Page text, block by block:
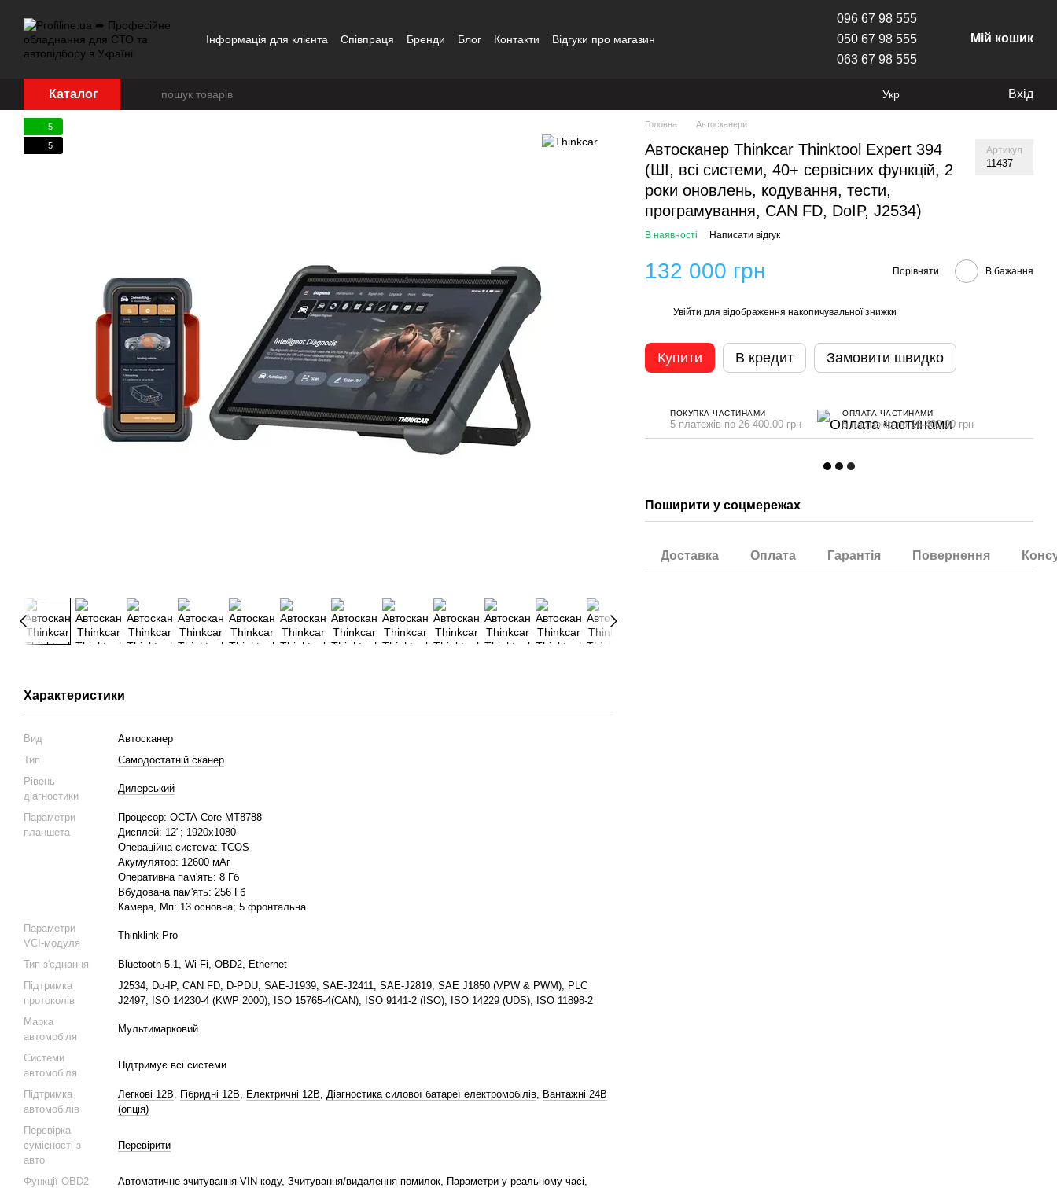
Інформація для клієнта Співпраця Бренди Блог Контакти Відгуки про магазин
096 67 98 555
050 67 98 555
063 67 98 555
Мій кошик
Каталог Укр Вхід
5
5
Характеристики
Вид
Автосканер
Тип
Самодостатній сканер
Рівень
діагностики
Дилерський
Параметри
планшета
Процесор: OCTA-Core MT8788
Дисплей: 12"; 1920х1080
Операційна система: TCOS
Акумулятор: 12600 мАг
Оперативна пам'ять: 8 Гб
Вбудована пам'ять: 256 Гб
Камера, Мп: 13 основна; 5 фронтальна
Параметри
VCI-модуля
Thinklink Pro
Тип з'єднання
Bluetooth 5.1, Wi-Fi, OBD2, Ethernet
Підтримка
протоколів
J2534, Do-IP, CAN FD, D-PDU, SAE-J1939, SAE-J2411, SAE-J2819, SAE J1850 (VPW & PWM), PLC
J2497, ISO 14230-4 (KWP 2000), ISO 15765-4(CAN), ISO 9141-2 (ISO), ISO 14229 (UDS), ISO 11898-2
Марка
автомобіля
Мультимарковий
Системи
автомобіля
Підтримує всі системи
Підтримка
автомобілів
Легкові 12В, Гібридні 12В, Електричні 12В, Діагностика силової батареї електромобілів, Вантажні 24В
(опція)
Перевірка
сумісності з
авто
Перевірити
Функції OBD2
Автоматичне зчитування VIN-коду, Зчитування/видалення помилок, Параметри у реальному часі,
Головна Автосканери
Автосканер Thinkcar Thinktool Expert 394
(ШІ, всі системи, 40+ сервісних функцій, 2
роки оновлень, кодування, тести,
програмування, CAN FD, DoIP, J2534)
Артикул
11437
В наявності Написати відгук
132 000 грн Порівняти В бажання
Увійти для відображення накопичувальної знижки
Купити В кредит Замовити швидко
ПОКУПКА ЧАСТИНАМИ
5 платежів по 26 400.00 грн
ОПЛАТА ЧАСТИНАМИ
5 платежів по 26 400.00 грн
Поширити у соцмережах
Доставка Оплата Гарантія Повернення